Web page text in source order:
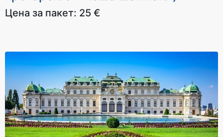
Цена за пакет: 25 €